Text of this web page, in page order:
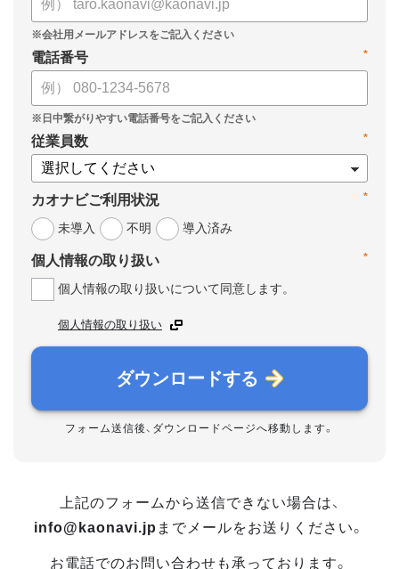
*
電話番号
*
従業員数
*
カオナビご利用状況
未導入
不明 導入済み
*
個人情報の取り扱い
個人情報の取り扱いについて同意します。
個人情報の取り扱い
ダウンロードする
フォーム送信後、ダウンロードページへ移動します。
上記のフォームから送信できない場合は、
info@kaonavi.jp までメールをお送りください。
お電話でのお問い合わせも承っております。